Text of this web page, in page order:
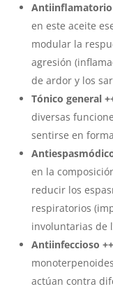
Antiinflamatorio
en este aceite
modular la
agresión
de ardor y los
Tónico general
diversas
sentirse en
en la
reducir los
respiratorios
involuntarias de
Antiinfeccioso ++
actúan contra